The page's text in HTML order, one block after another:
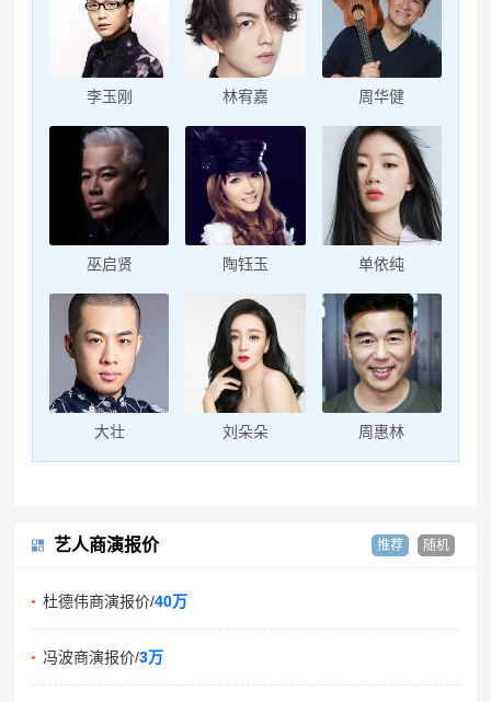
李玉刚 林宥嘉 周华健
巫启贤 陶钰玉 单依纯
大壮 刘朵朵 周惠林
艺人商演报价 推荐 随机
杜德伟商演报价/40万
冯波商演报价/3万